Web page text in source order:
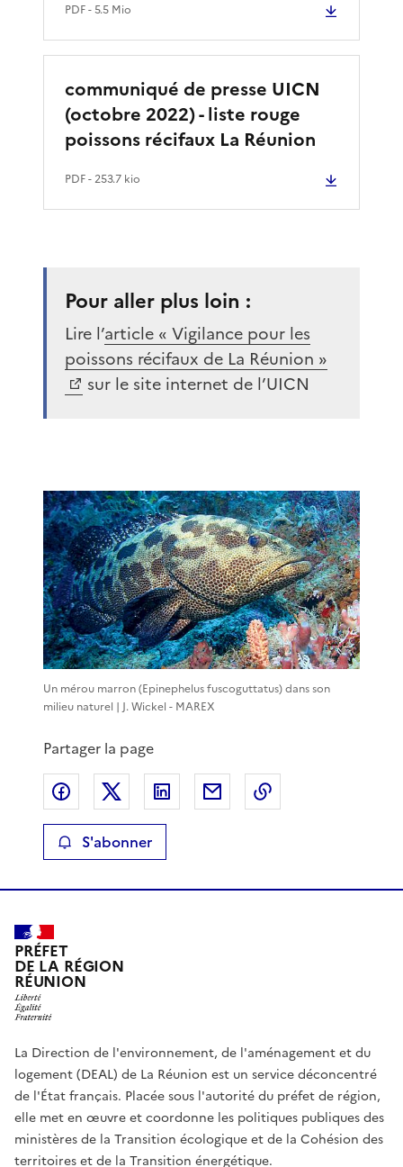
PDF- 5.5 Mio
communiqué de presse UICN
(octobre 2022) - liste rouge
poissons récifaux La Réunion
PDF- 253.7 kio
Pour aller plus loin :
Lire l’article « Vigilance pour les
poissons récifaux de La Réunion »
sur le site internet de l’UICN
Un mérou marron (Epinephelus fuscoguttatus) dans son
milieu naturel | J. Wickel - MAREX
Partager la page
Partager sur Facebook
Partager sur XPartager sur LinkedIn
Partager par email
S'abonner
PRÉFET
DE LA RÉGION
RÉUNION
La Direction de l'environnement, de l'aménagement et du
logement (DEAL) de La Réunion est un service déconcentré
de l'État français. Placée sous l'autorité du préfet de région,
elle met en œuvre et coordonne les politiques publiques des
ministères de la Transition écologique et de la Cohésion des
territoires et de la Transition énergétique.